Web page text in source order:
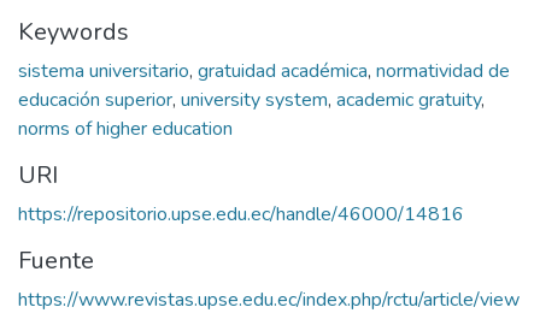
Keywords
sistema universitario, gratuidad académica, normatividad de
educación superior, university system, academic gratuity,
norms of higher education
URI
https://repositorio.upse.edu.ec/handle/46000/14816
Fuente
https://www.revistas.upse.edu.ec/index.php/rctu/article/view